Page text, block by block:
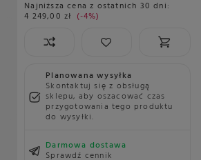
Najniższa cena z ostatnich 30 dni:
4 249,00 zł -4%
Planowana wysyłka
Skontaktuj się z obsługą
sklepu, aby oszacować czas
przygotowania tego produktu
do wysyłki.
Darmowa dostawa
Sprawdź cennik